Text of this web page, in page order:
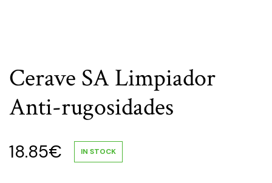
Cerave SA Limpiador
Anti-rugosidades
18.85€ IN STOCK